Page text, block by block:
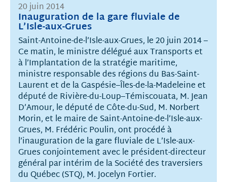
Inauguration de la gare fluviale de
L’Isle-aux-Grues
20 juin 2014
Saint-Antoine-de-l’Isle-aux-Grues, le 20 juin 2014 –
Ce matin, le ministre délégué aux Transports et
à l’Implantation de la stratégie maritime,
ministre responsable des régions du Bas-Saint-
Laurent et de la Gaspésie–Îles-de-la-Madeleine et
député de Rivière-du-Loup–Témiscouata, M. Jean
D’Amour, le député de Côte-du-Sud, M. Norbert
Morin, et le maire de Saint-Antoine-de-l’Isle-aux-
Grues, M. Frédéric Poulin, ont procédé à
l’inauguration de la gare fluviale de L’Isle-aux-
Grues conjointement avec le président-directeur
général par intérim de la Société des traversiers
du Québec (STQ), M. Jocelyn Fortier.